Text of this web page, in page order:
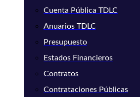
Cuenta Pública TDLC
Anuarios TDLC
Presupuesto
Estados Financieros
Contratos
Contrataciones Públicas